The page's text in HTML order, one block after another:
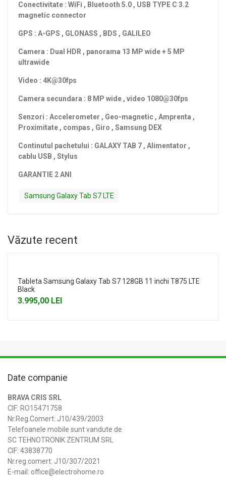
Conectivitate : WiFi , Bluetooth 5.0 , USB TYPE C 3.2
magnetic connector
GPS : A-GPS , GLONASS , BDS , GALILEO
Camera : Dual HDR , panorama 13 MP wide + 5 MP
ultrawide
Video : 4K@30fps
Camera secundara : 8 MP wide , video 1080@30fps
Senzori : Accelerometer , Geo-magnetic , Amprenta ,
Proximitate , compas , Giro , Samsung DEX
Continutul pachetului : GALAXY TAB 7 , Alimentator ,
cablu USB , Stylus
GARANTIE 2 ANI
Samsung Galaxy Tab S7 LTE
Văzute recent
Tableta Samsung Galaxy Tab S7 128GB 11 inchi T875 LTE
Black
3.995,00 LEI
Date companie
BRAVA CRIS SRL
CIF: RO15471758
Nr.Reg.Comert: J10/439/2003
Telefoanele mobile sunt vandute de
SC TEHNOTRONIK ZENTRUM SRL
CIF: 43838770
Nr.reg.comert: J10/307/2021
E-mail: office@electrohome.ro